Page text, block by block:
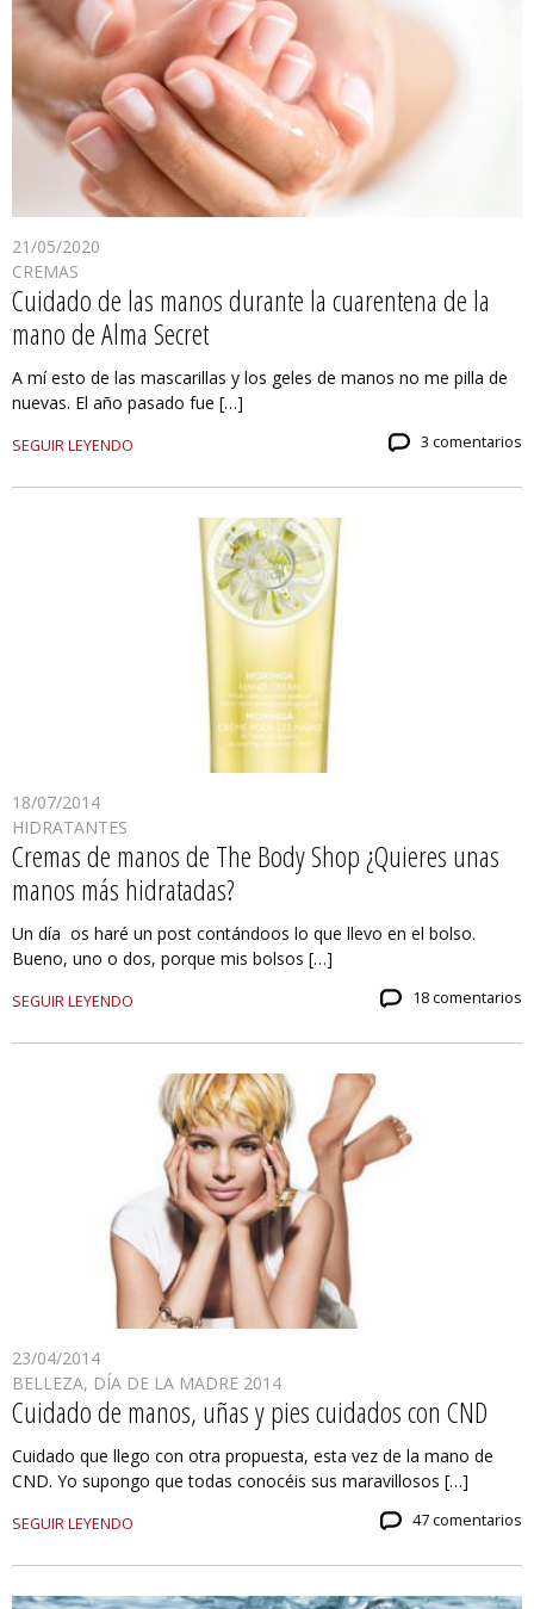
21/05/2020
CREMAS
Cuidado de las manos durante la cuarentena de la
mano de Alma Secret
A mí esto de las mascarillas y los geles de manos no me pilla de
nuevas. El año pasado fue […]
SEGUIR LEYENDO 3 comentarios
18/07/2014
HIDRATANTES
Cremas de manos de The Body Shop ¿Quieres unas
manos más hidratadas?
Un día os haré un post contándoos lo que llevo en el bolso.
Bueno, uno o dos, porque mis bolsos […]
SEGUIR LEYENDO 18 comentarios
23/04/2014
BELLEZA, DÍA DE LA MADRE 2014
Cuidado de manos, uñas y pies cuidados con CND
Cuidado que llego con otra propuesta, esta vez de la mano de
CND. Yo supongo que todas conocéis sus maravillosos […]
SEGUIR LEYENDO 47 comentarios